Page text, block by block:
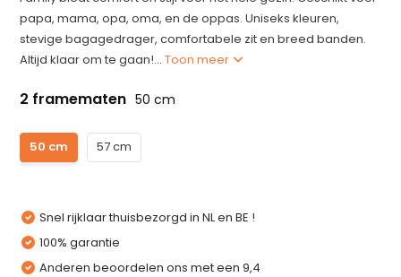
papa, mama, opa, oma, en de oppas. Uniseks kleuren,
stevige bagagedrager, comfortabele zit en breed banden.
Altijd klaar om te gaan!...Toon meer
2 framematen 50 cm
50 cm 57 cm
Snel rijklaar thuisbezorgd in NL en BE !
100% garantie
Anderen beoordelen ons met een 9,4